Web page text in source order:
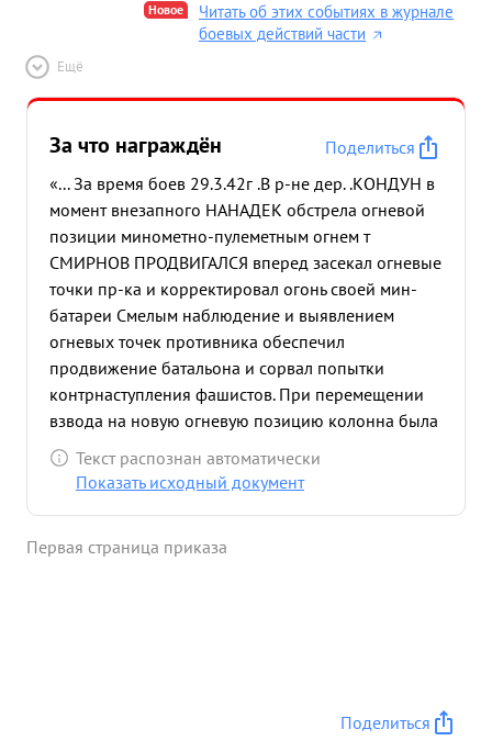
Новое
Читать об этих событиях в журнале
боевых действий части
Ещё
За что награждён
Поделиться
«... За время боев 29.3.42г .В р-не дер. .КОНДУН в
момент внезапного НАНАДЕК обстрела огневой
позиции минометно-пулеметным огнем т
СМИРНОВ ПРОДВИГАЛСЯ вперед засекал огневые
точки пр-ка и корректировал огонь своей мин-
батареи Смелым наблюдение и выявлением
огневых точек противника обеспечил
продвижение батальона и сорвал попытки
контрнаступления фашистов. При перемещении
взвода на новую огневую позицию колонна была
обстреляна автоматчиками тов СМИРНОВ
решительным продвижением вперед, разогнал
организовал движение минометов на открытую
2 пулемета Убито 40 фашистов. За доблесть
Текст распознан автоматически
Показать исходный документ
Первая страница приказа
Поделиться